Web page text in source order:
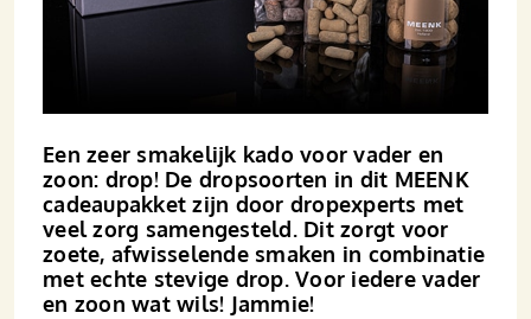
Een zeer smakelijk kado voor vader en
zoon: drop! De dropsoorten in dit MEENK
cadeaupakket zijn door dropexperts met
veel zorg samengesteld. Dit zorgt voor
zoete, afwisselende smaken in combinatie
met echte stevige drop. Voor iedere vader
en zoon wat wils! Jammie!